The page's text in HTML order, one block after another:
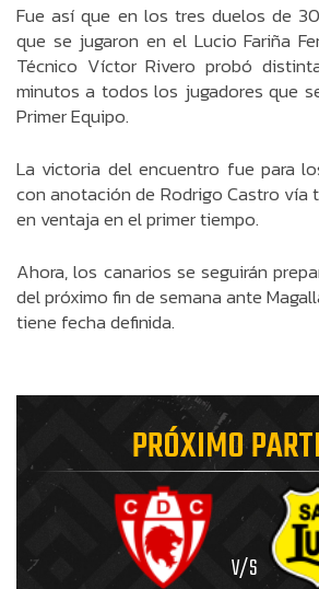
Fue así que en los tres duelos de
que se jugaron en el Lucio Fariña
Técnico Víctor Rivero probó
minutos a todos los jugadores que
Primer Equipo.
La victoria del encuentro fue para
con anotación de Rodrigo Castro vía
en ventaja en el primer tiempo.
Ahora, los canarios se seguirán
del próximo fin de semana ante
tiene fecha definida.
PRÓXIMO
V/S